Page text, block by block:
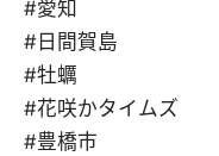
#愛知
#日間賀島
#牡蠣
#花咲かタイムズ
#豊橋市